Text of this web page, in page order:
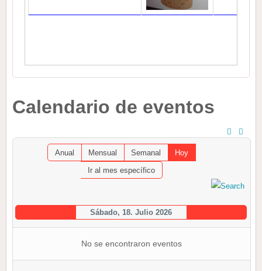
Calendario de eventos
Anual Mensual Semanal
Hoy
Ir al mes específico
Sábado, 18. Julio 2026
No se encontraron eventos